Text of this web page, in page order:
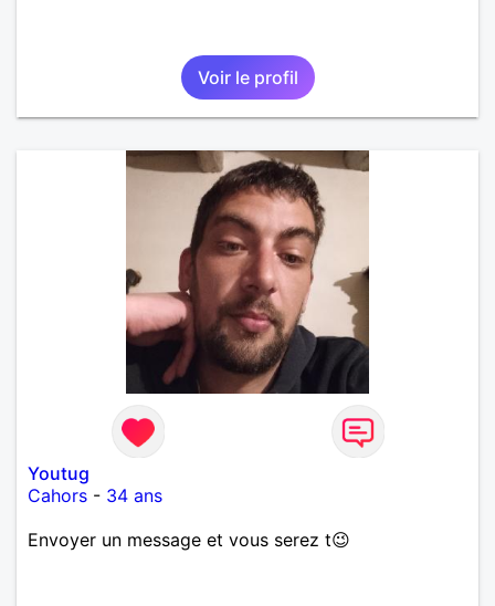
Voir le profil
Youtug
Cahors - 34 ans
Envoyer un message et vous serez t😉